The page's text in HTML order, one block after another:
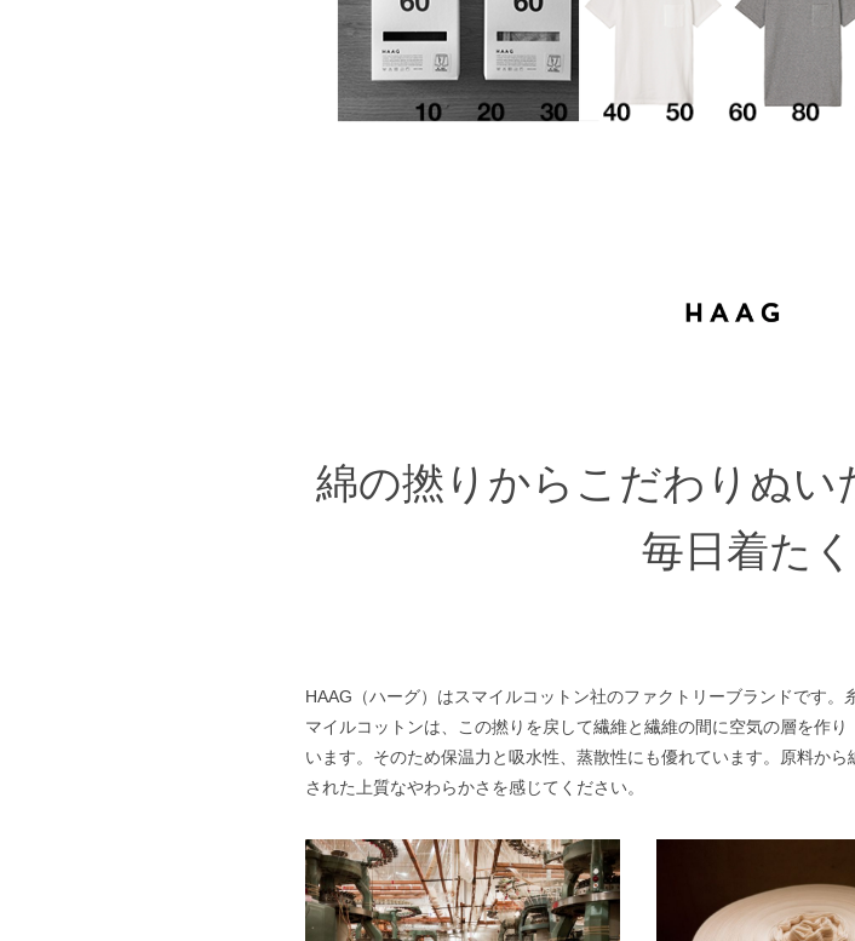
綿の撚りからこだわりぬい
毎日着た
HAAG（ハーグ）はスマイルコットン社のファクトリーブランドです
マイルコットンは、この撚りを戻して繊維と繊維の間に空気の層を作
います。そのため保温力と吸水性、蒸散性にも優れています。原料か
された上質なやわらかさを感じてください。